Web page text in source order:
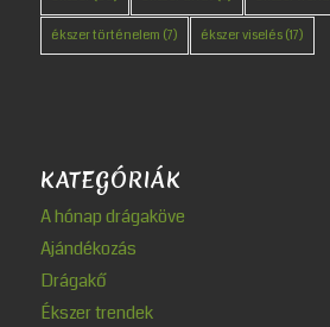
ékszer történelem (7) ékszer viselés(17)
KATEGÓRIÁK
A hónap drágaköve
Ajándékozás
Drágakő
Ékszer trendek